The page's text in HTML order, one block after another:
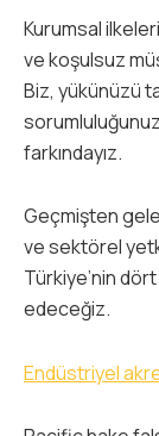
Kurumsal
ve koşulsuz
Biz, yükünüzü
farkındayız.
Geçmişten
ve sektörel
Türkiye’nin
edeceğiz.
Endüstriyel